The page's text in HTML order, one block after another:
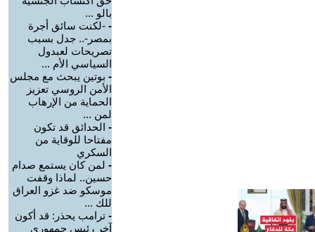
بالو ...
- -لكنت سائق أجرة
بمصر-.. جدل بسبب
تصريحات لعبدول
السياسي الأم ...
- بوتين يبحث مع مجلس
الأمن الروسي تعزيز
الحماية من الإرهاب
لمن ...
- الحدائق قد تكون
مفتاحا للوقاية من
السكري
- لمن كان يستمع صدام
حسين.. لماذا وقفت
موسكو ضد غزو العراق
للك ...
- ترامب يحذر: قد أكون
آخر رئيس جمهوري